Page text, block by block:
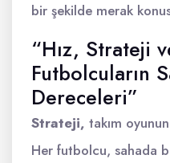
bir şekilde merak
“Hız, Strateji
Futbolcuların
Dereceleri”
Strateji, takım
Her futbolcu, sahada